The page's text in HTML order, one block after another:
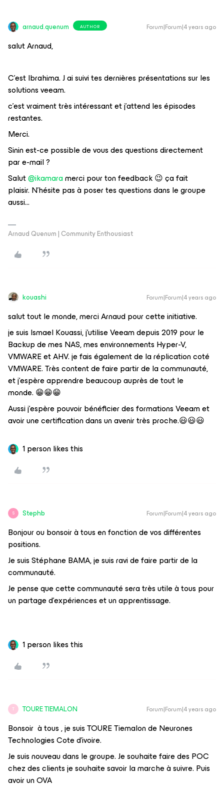
arnaud.quenum AUTHOR Forum|Forum|4 years ago
salut Arnaud,
C’est Ibrahima. J ai suivi tes dernières présentations sur les
solutions veeam.
c’est vraiment très intéressant et j’attend les épisodes
restantes.
Merci.
Sinin est-ce possible de vous des questions directement
par e-mail ?
Salut@ikamaramerci pour ton feedback 😉 ça fait
plaisir. N’hésite pas à poser tes questions dans le groupe
aussi...
Arnaud Quenum | Community Enthousiast
kouashi Forum|Forum|4 years ago
salut tout le monde, merci Arnaud pour cette initiative.
je suis Ismael Kouassi, j’utilise Veeam depuis 2019 pour le
Backup de mes NAS, mes environnements Hyper-V,
VMWARE et AHV. je fais également de la réplication coté
VMWARE. Très content de faire partir de la communauté,
et j’espère apprendre beaucoup auprès de tout le
monde. 😁😁😁
Aussi j’espère pouvoir bénéficier des formations Veeam et
avoir une certification dans un avenir très proche.😃😃😃
1 person likes this
S Stephb Forum|Forum|4 years ago
Bonjour ou bonsoir à tous en fonction de vos différentes
positions.
Je suis Stéphane BAMA, je suis ravi de faire partir de la
communauté.
Je pense que cette communauté sera très utile à tous pour
un partage d’expériences et un apprentissage.
1 person likes this
T TOURE TIEMALON Forum|Forum|4 years ago
Bonsoir à tous , je suis TOURE Tiemalon de Neurones
Technologies Cote d’ivoire.
Je suis nouveau dans le groupe. Je souhaite faire des POC
chez des clients je souhaite savoir la marche à suivre. Puis
avoir un OVA